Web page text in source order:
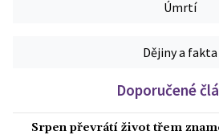
Úmrtí
Dějiny a fakta
Doporučené
Srpen převrátí život třem